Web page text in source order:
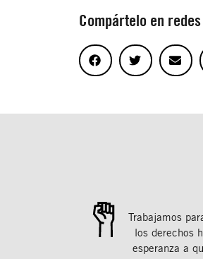
Compártelo en redes
Trabajamos
los derechos
esperanza a